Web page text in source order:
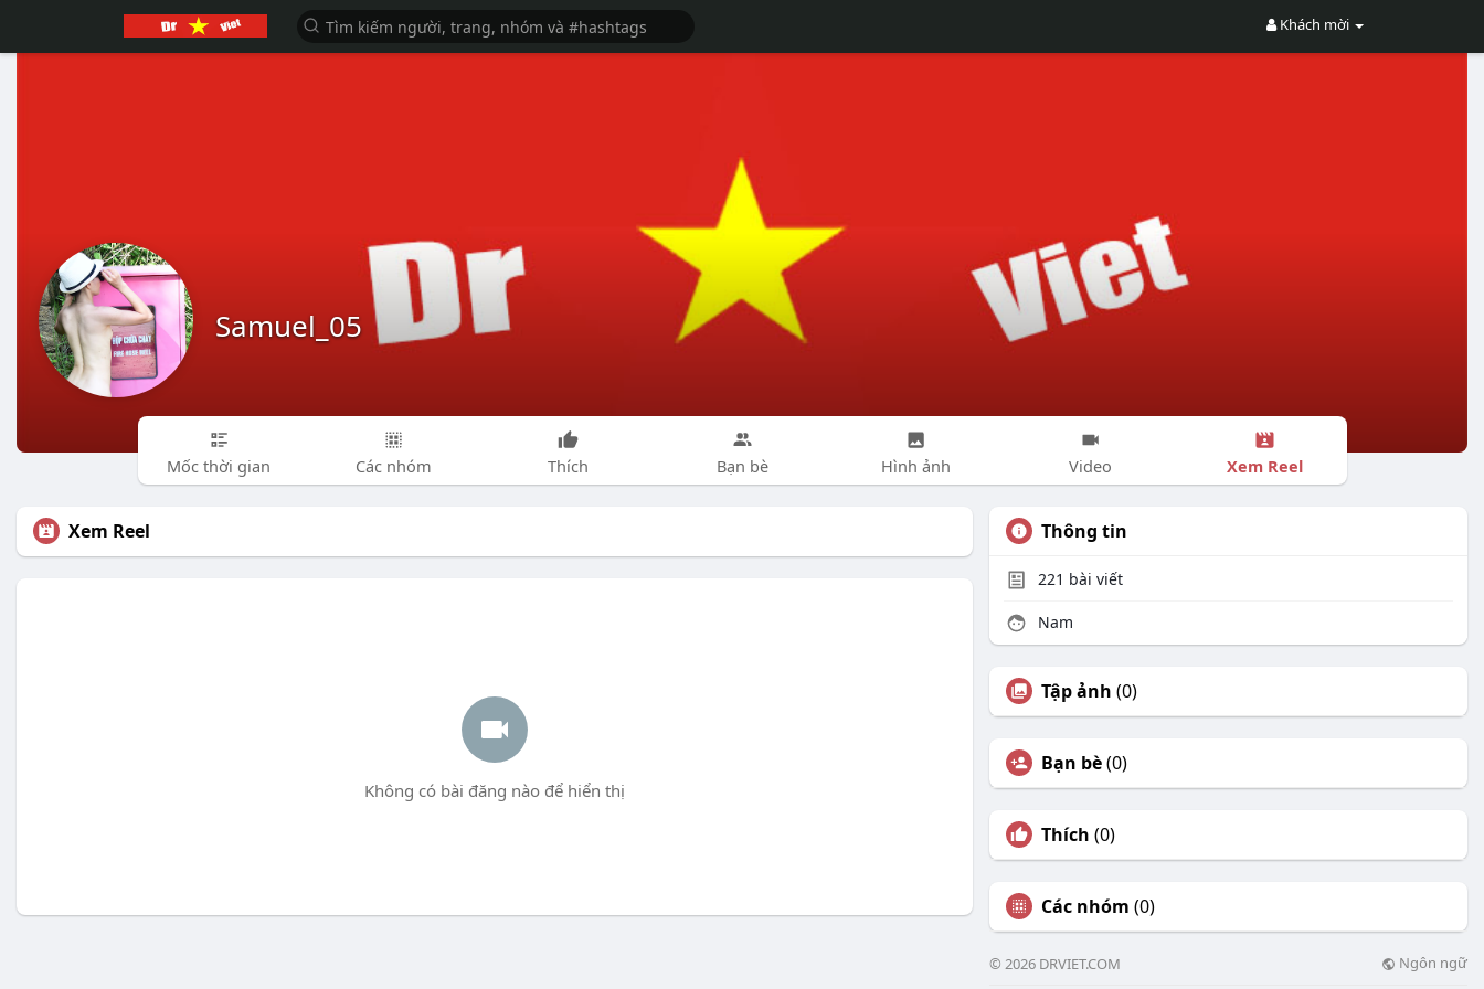
Khách mời
Samuel_05
Mốc thời gian Các nhóm Thích Bạn bè Hình ảnh Video Xem Reel
Xem Reel
Không có bài đăng nào để hiển thị
Thông tin
221 bài viết
Nam
Tập ảnh (0)
Bạn bè(0)
Thích (0)
Các nhóm (0)
© 2026 DRVIET.COM Ngôn ngữ